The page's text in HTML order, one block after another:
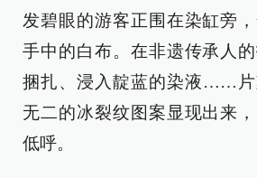
发碧眼的游客正围在染缸旁
手中的白布。在非遗传承人的
捆扎、浸入靛蓝的染液……片
无二的冰裂纹图案显现出来
低呼。